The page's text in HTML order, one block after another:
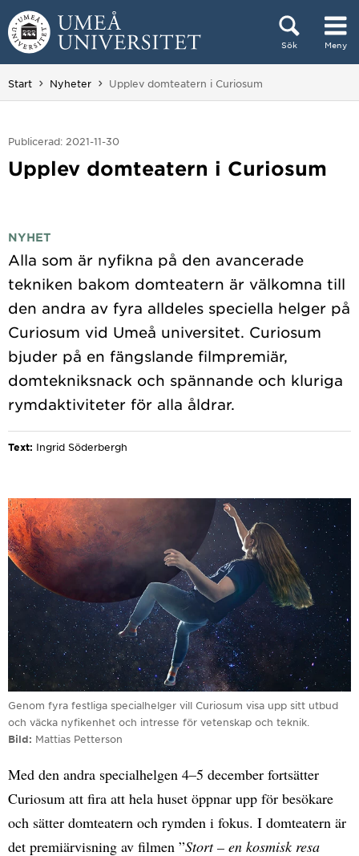
Hoppa direkt till innehållet
Sök Meny
Huvudmenyn dold.
Start Nyheter Du är här:
Upplev domteatern i Curiosum
Publicerad: 2021-11-30
Upplev domteatern i Curiosum
NYHET
Alla som är nyfikna på den avancerade
tekniken bakom domteatern är välkomna till
den andra av fyra alldeles speciella helger på
Curiosum vid Umeå universitet. Curiosum
bjuder på en fängslande filmpremiär,
domtekniksnack och spännande och kluriga
Text: Ingrid Söderbergh
Genom fyra festliga specialhelger vill Curiosum visa upp sitt utbud
och väcka nyfikenhet och intresse för vetenskap och teknik.
Bild
Mattias Petterson
Med den andra specialhelgen 4–5 december fortsätter
Curiosum att fira att hela huset öppnar upp för besökare
och sätter domteatern och rymden i fokus. I domteatern är
det premiärvisning av filmen ”Stort – en kosmisk resa